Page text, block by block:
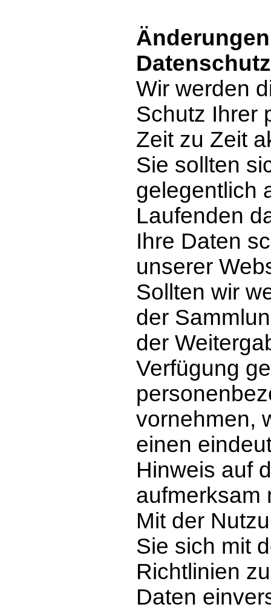
Wir werden
Schutz Ihrer
Zeit zu Zeit
Sie sollten
gelegentlich
Laufenden
Ihre Daten
unserer
Sollten wir
der
der
Verfügung
vornehmen,
einen
Hinweis auf
aufmerksam
Mit der
Sie sich mit
Richtlinien
Daten